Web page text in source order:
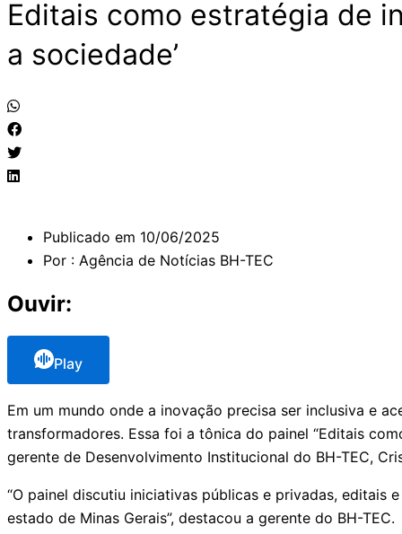
Editais como estratégia de
a sociedade’
Publicado em 10/06/2025
Por : Agência de Notícias BH-TEC
Ouvir:
Play
Em um mundo onde a inovação precisa ser inclusiva e
transformadores. Essa foi a tônica do painel “Editais
gerente de Desenvolvimento Institucional do BH-TEC,
“O painel discutiu iniciativas públicas e privadas, editais
estado de Minas Gerais”, destacou a gerente do BH-TEC.